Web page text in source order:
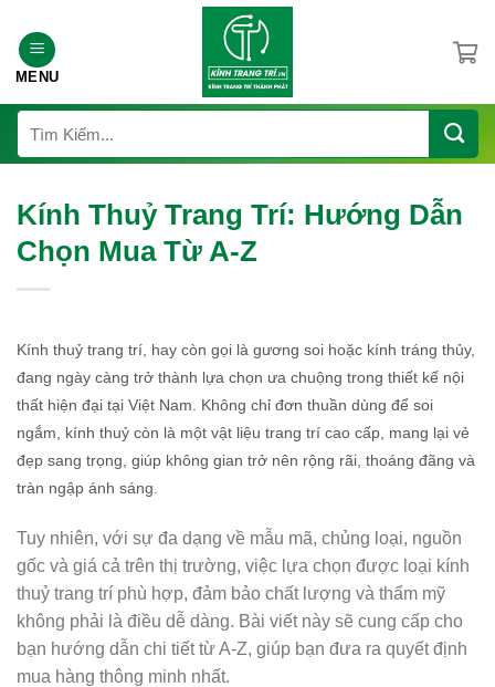
đến
nộiMENU
Tìm
kiếm:
Kính Thuỷ Trang Trí: Hướng Dẫn
Chọn Mua Từ A-Z
Kính thuỷ trang trí, hay còn gọi là gương soi hoặc kính tráng thủy,
đang ngày càng trở thành lựa chọn ưa chuộng trong thiết kế nội
thất hiện đại tại Việt Nam. Không chỉ đơn thuần dùng để soi
ngắm, kính thuỷ còn là một vật liệu trang trí cao cấp, mang lại vẻ
đẹp sang trọng, giúp không gian trở nên rộng rãi, thoáng đãng và
tràn ngập ánh sáng.
Tuy nhiên, với sự đa dạng về mẫu mã, chủng loại, nguồn
gốc và giá cả trên thị trường, việc lựa chọn được loại kính
thuỷ trang trí phù hợp, đảm bảo chất lượng và thẩm mỹ
không phải là điều dễ dàng. Bài viết này sẽ cung cấp cho
bạn hướng dẫn chi tiết từ A-Z, giúp bạn đưa ra quyết định
mua hàng thông minh nhất.